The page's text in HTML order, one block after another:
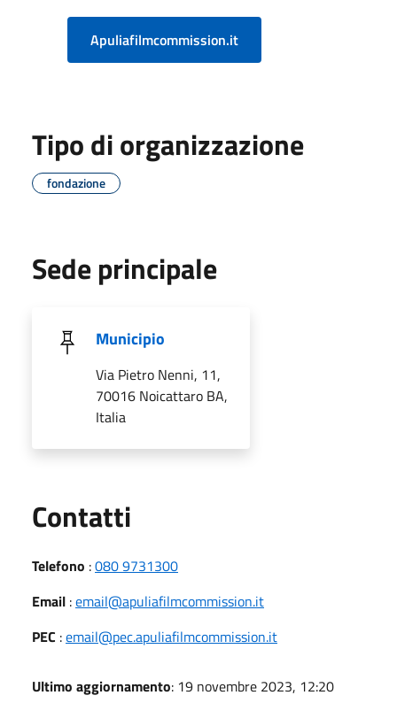
Apuliafilmcommission.it
Tipo di organizzazione
fondazione
Sede principale
Municipio
Via Pietro Nenni, 11,
70016 Noicattaro BA,
Italia
Contatti
Telefono :080 9731300
Email :email@apuliafilmcommission.it
PEC :email@pec.apuliafilmcommission.it
Ultimo aggiornamento: 19 novembre 2023, 12:20